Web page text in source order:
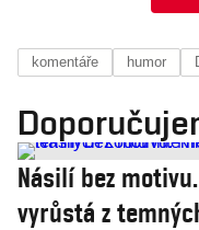
komentáře humor
Násilí bez
vyrůstá z